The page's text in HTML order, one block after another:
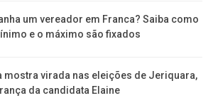
um vereador em Franca? Saiba como
e o máximo são fixados
mostra virada nas eleições de Jeriquara,
da candidata Elaine